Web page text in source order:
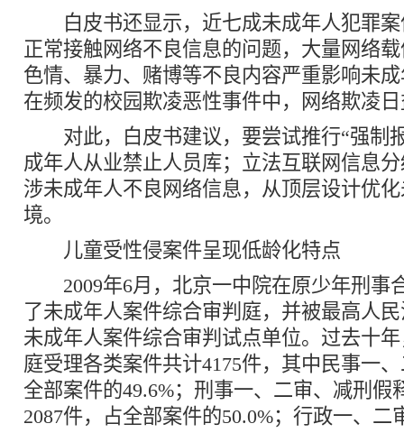
白皮书还显示，近七成未成年人犯罪案
正常接触网络不良信息的问题，大量网络
色情、暴力、赌博等不良内容严重影响未
在频发的校园欺凌恶性事件中，网络欺凌
对此，白皮书建议，要尝试推行“强制
成年人从业禁止人员库；立法互联网信息
涉未成年人不良网络信息，从顶层设计优
境。
儿童受性侵案件呈现低龄化特点
2009年6月，北京一中院在原少年刑事
了未成年人案件综合审判庭，并被最高人
未成年人案件综合审判试点单位。过去十
庭受理各类案件共计4175件，其中民事一
全部案件的49.6%；刑事一、二审、减刑假
2087件，占全部案件的50.0%；行政一、二